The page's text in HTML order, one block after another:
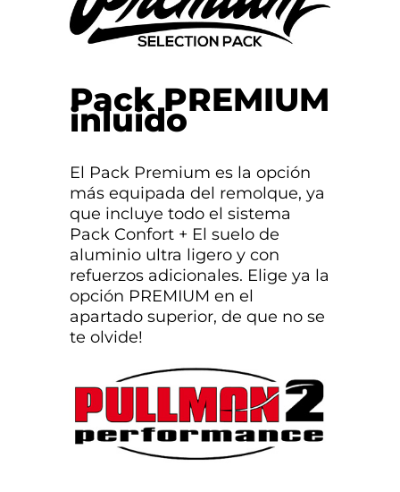
Pack PREMIUM
inluido
El Pack Premium es la opción
más equipada del remolque, ya
que incluye todo el sistema
Pack Confort + El suelo de
aluminio ultra ligero y con
refuerzos adicionales. Elige ya la
opción PREMIUM en el
apartado superior, de que no se
te olvide!